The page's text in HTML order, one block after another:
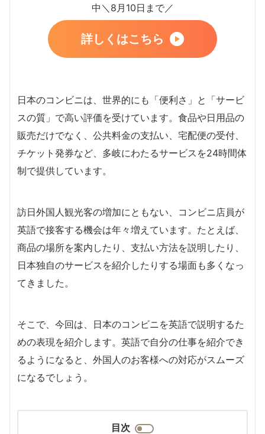
中＼8月10日まで／
詳しくはこちら
日本のコンビニは、世界的にも「便利さ」と「サービ
スの質」で高い評価を受けています。食品や日用品の
販売だけでなく、公共料金の支払い、宅配便の受付、
チケット発券など、多岐にわたるサービスを24時間体
制で提供しています。
訪日外国人観光客の増加にともない、コンビニ店員が
英語で接客する機会は年々増えています。たとえば、
商品の場所を案内したり、支払い方法を説明したり、
日本独自のサービスを紹介したりする場面も多くなっ
てきました。
そこで、今回は、日本のコンビニを英語で説明するた
めの表現を紹介します。英語で自分の仕事を紹介でき
るようになると、外国人のお客様への対応がスムーズ
になるでしょう。
目次